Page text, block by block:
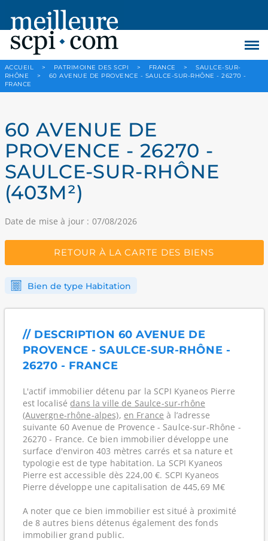
ACCUEIL > PATRIMOINE DES SCPI > FRANCE >
SAULCE-SUR-
RHÔNE
>
60 AVENUE DE PROVENCE - SAULCE-SUR-RHÔNE - 26270 -
FRANCE
60 AVENUE DE
PROVENCE - 26270 -
SAULCE-SUR-RHÔNE
(403M²)
Date de mise à jour : 07/08/2026
RETOUR À LA CARTE DES BIENS
Bien de type Habitation
// DESCRIPTION 60 AVENUE DE
PROVENCE - SAULCE-SUR-RHÔNE -
26270 - FRANCE
L'actif immobilier détenu par la SCPI Kyaneos Pierre
est localisé dans la ville de Saulce-sur-rhône
(Auvergne-rhône-alpes), en France à l’adresse
suivante 60 Avenue de Provence - Saulce-sur-Rhône -
26270 - France. Ce bien immobilier développe une
surface d'environ 403 mètres carrés et sa nature et
typologie est de type habitation. La SCPI Kyaneos
Pierre est accessible dès 224,00 €. SCPI Kyaneos
Pierre développe une capitalisation de 445,69 M€
A noter que ce bien immobilier est situé à proximité
de 8 autres biens détenus également des fonds
immobilier grand public.